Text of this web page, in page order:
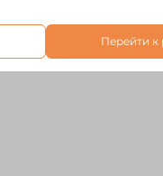
Перейти к